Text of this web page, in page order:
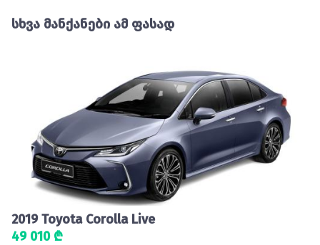
სხვა მანქანები ამ ფასად
2019 Toyota Corolla Live
49 010 ₾